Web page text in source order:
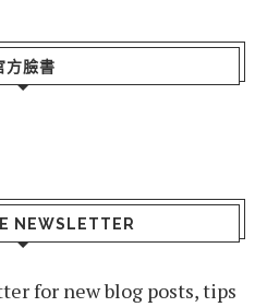
方臉書
NEWSLETTER
for new blog posts, tips